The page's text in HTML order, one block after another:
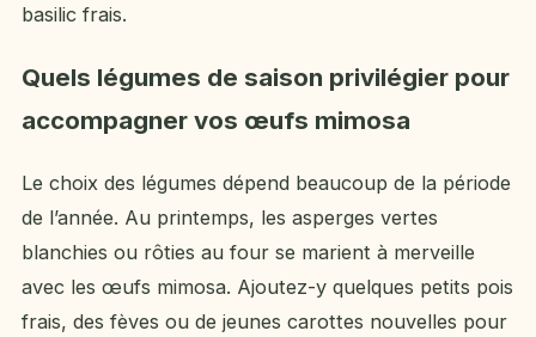
basilic frais.
Quels légumes de saison privilégier pour
accompagner vos œufs mimosa
Le choix des légumes dépend beaucoup de la période
de l’année. Au printemps, les asperges vertes
blanchies ou rôties au four se marient à merveille
avec les œufs mimosa. Ajoutez-y quelques petits pois
frais, des fèves ou de jeunes carottes nouvelles pour